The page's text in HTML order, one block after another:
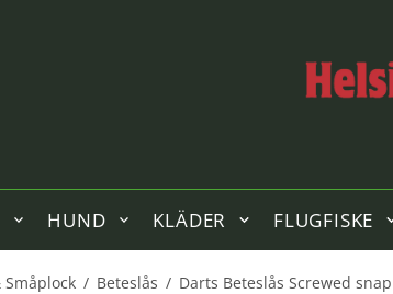
HUND KLÄDER FLUGFISKE
Småplock / Beteslås / Darts Beteslås Screwed snap